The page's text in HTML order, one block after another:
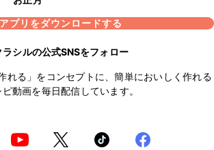
アプリをダウンロードする
ラシルの公式SNSをフォロー
れる」をコンセプトに、簡単においしく作れる
ピ動画を毎日配信しています。